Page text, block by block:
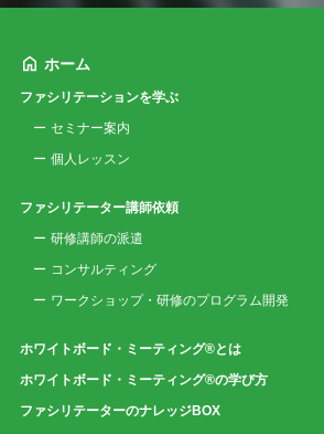
ホーム
ファシリテーションを学ぶ
セミナー案内
個人レッスン
ファシリテーター講師依頼
研修講師の派遣
コンサルティング
ワークショップ・研修のプログラム開発
ホワイトボード・ミーティング®とは
ホワイトボード・ミーティング®の学び方
ファシリテーターのナレッジBOX